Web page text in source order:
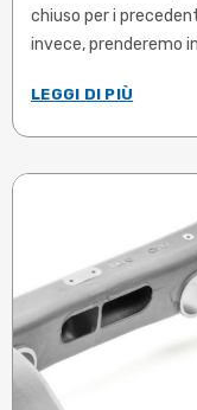
chiuso per i
invece, prenderemo
mediante
LEGGI DI PIÙ